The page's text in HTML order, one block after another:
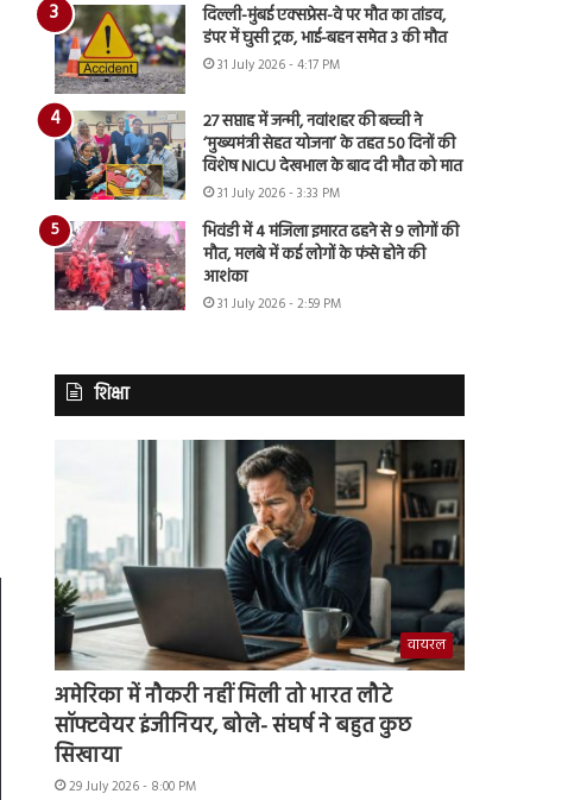
दिल्ली-मुंबई एक्सप्रेस-वे पर मौत का तांडव,
डंपर में घुसी ट्रक, भाई-बहन समेत 3 की मौत
31 July 2026 - 4:17 PM
27 सप्ताह में जन्मी, नवांशहर की बच्ची ने
‘मुख्यमंत्री सेहत योजना’ के तहत 50 दिनों की
विशेष NICU देखभाल के बाद दी मौत को मात
31 July 2026 - 3:33 PM
भिवंडी में 4 मंजिला इमारत ढहने से 9 लोगों की
मौत, मलबे में कई लोगों के फंसे होने की
आशंका
31 July 2026 - 2:59 PM
शिक्षा
वायरल
अमेरिका में नौकरी नहीं मिली तो भारत लौटे
सॉफ्टवेयर इंजीनियर, बोले- संघर्ष ने बहुत कुछ
सिखाया
29 July 2026 - 8:00 PM